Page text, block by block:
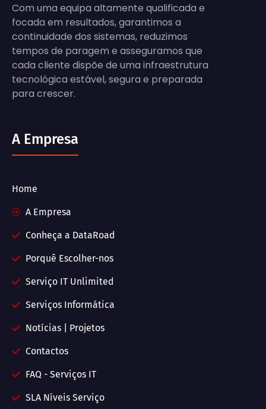
Com uma equipa altamente qualificada e
focada em resultados, garantimos a
continuidade dos sistemas, reduzimos
tempos de paragem e asseguramos que
cada cliente dispõe de uma infraestrutura
tecnológica estável, segura e preparada
para crescer.
A Empresa
Home
A Empresa
Conheça a DataRoad
Porquê Escolher-nos
Serviço IT Unlimited
Serviços Informática
Notícias | Projetos
Contactos
FAQ - Serviços IT
SLA Níveis Serviço